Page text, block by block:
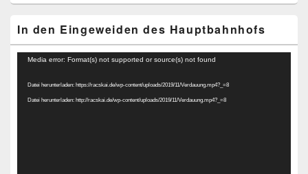
In den Eingeweiden des Hauptbahnhofs
Video-
Media error: Format(s) not supported or source(s) not found
Datei herunterladen: https://racskai.de/wp-content/uploads/2019/11/Verdauung.mp4?_=8
Datei herunterladen: http://racskai.de/wp-content/uploads/2019/11/Verdauung.mp4?_=8